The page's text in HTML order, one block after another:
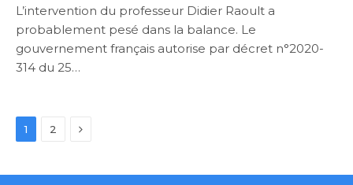
L’intervention du professeur Didier Raoult a
probablement pesé dans la balance. Le
gouvernement français autorise par décret n°2020-
314 du 25…
1 2 Next